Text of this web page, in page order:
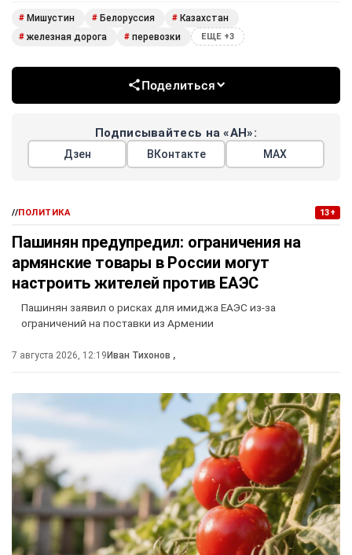
# Мишустин # Белоруссия # Казахстан
# железная дорога # перевозки ЕЩЕ +3
Поделиться
Подписывайтесь на «АН»:
Дзен ВКонтакте МАХ
//ПОЛИТИКА 13+
Пашинян предупредил: ограничения на
армянские товары в России могут
настроить жителей против ЕАЭС
Пашинян заявил о рисках для имиджа ЕАЭС из-за
ограничений на поставки из Армении
7 августа 2026, 12:19 Иван Тихонов ,